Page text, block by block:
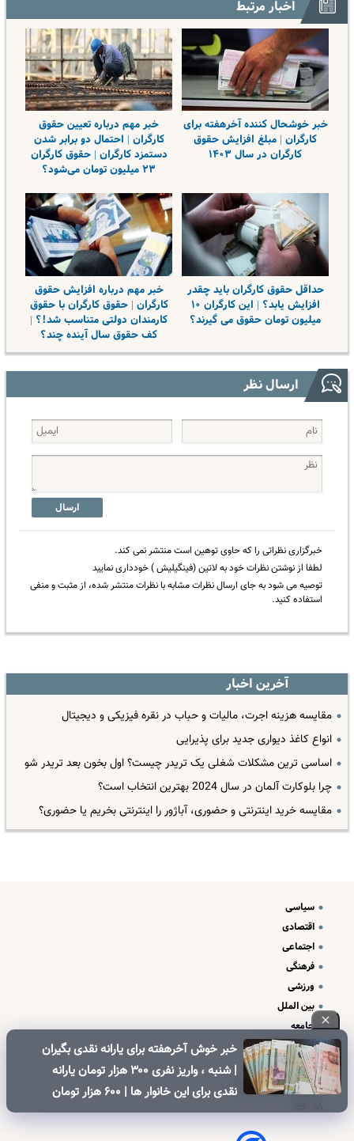
اخبار مرتبط
خبر خوشحال کننده آخرهفته برای
کارگران | مبلغ افزایش حقوق
کارگران در سال ۱۴۰۳
خبر مهم درباره تعیین حقوق
کارگران | احتمال دو برابر شدن
دستمزد کارگران | حقوق کارگران
۲۳ میلیون تومان می‌شود؟
حداقل حقوق کارگران باید چقدر
افزایش یابد؟ | این کارگران ۱۰
میلیون تومان حقوق می گیرند؟
خبر مهم درباره افزایش حقوق
کارگران | حقوق کارگران با حقوق
کارمندان دولتی متناسب شد!؟ |
کف حقوق سال آینده چند؟
ارسال نظر
ارسال
خبرگزاری نظراتی را که حاوی توهین است منتشر نمی کند.
لطفا از نوشتن نظرات خود به لاتین (فینگیلیش ) خودداری نمایید
توصیه می شود به جای ارسال نظرات مشابه با نظرات منتشر شده، از مثبت و منفی
استفاده کنید.
آخرین اخبار
مقایسه هزینه اجرت، مالیات و حباب در نقره فیزیکی و دیجیتال
انواع کاغذ دیواری جدید برای پذیرایی
اساسی ترین مشکلات شغلی یک تریدر چیست؟ اول بخون بعد تریدر شو
چرا بلوکارت آلمان در سال 2024 بهترین انتخاب است؟
مقایسه خرید اینترنتی و حضوری، آباژور را اینترنتی بخریم یا حضوری؟
خبر خوش آخرهفته برای یارانه نقدی بگیران
| شنبه ، واریز نفری ۳۰۰ هزار تومان یارانه
نقدی برای این خانوار ها | ۶۰۰ هزار تومان
کالابرگ برای خانوارهای دارای فرزند
سیاسی
اقتصادی
اجتماعی
فرهنگی
ورزشی
بین الملل
جامعه
علم و فناوری
درباره ما
تبلیغات و تماس با ما